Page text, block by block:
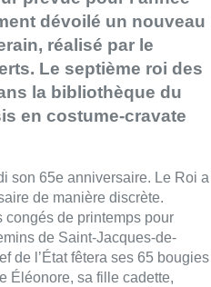
dévoilé un nouveau
réalisé par le
Le septième roi des
la bibliothèque du
en costume-cravate
son 65e anniversaire. Le Roi a
de manière discrète.
congés de printemps pour
de Saint-Jacques-de-
de l’État fêtera ses 65 bougies
Éléonore, sa fille cadette,